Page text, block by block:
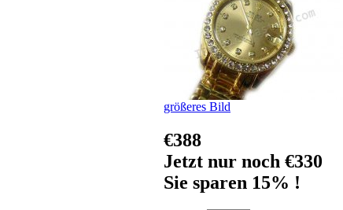
größeres Bild
€388
Jetzt nur noch €330
Sie sparen 15% !